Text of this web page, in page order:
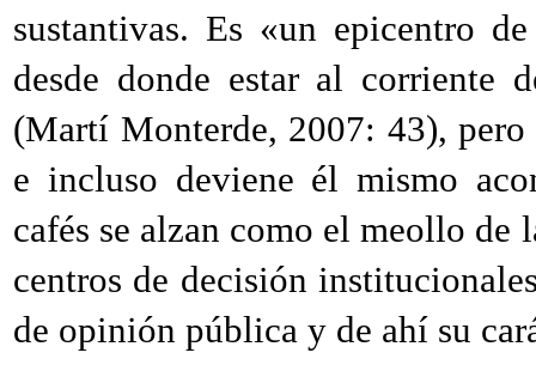
sustantivas. Es «un epicentro
desde donde estar al corriente
(Martí Monterde, 2007: 43),
e incluso deviene él mismo
cafés se alzan como el meollo
centros de decisión
de opinión pública y de ahí su